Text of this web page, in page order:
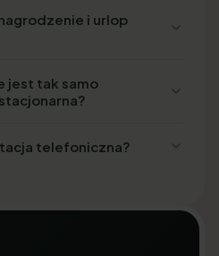
i urlop
jest tak samo
telefoniczna?